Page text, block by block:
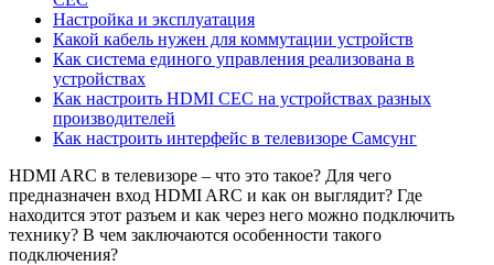
Настройка и эксплуатация
Какой кабель нужен для коммутации устройств
Как система единого управления реализована в
устройствах
Как настроить HDMI CEC на устройствах разных
производителей
Как настроить интерфейс в телевизоре Самсунг
HDMI ARC в телевизоре – что это такое? Для чего
предназначен вход HDMI ARC и как он выглядит? Где
находится этот разъем и как через него можно подключить
технику? В чем заключаются особенности такого
подключения?